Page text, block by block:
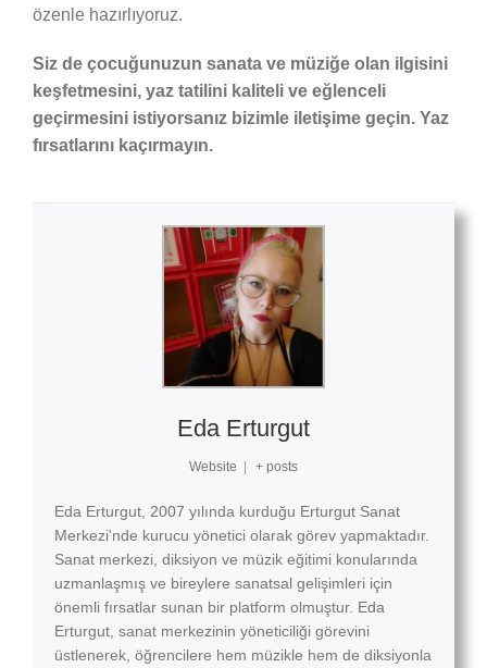
özenle hazırlıyoruz.
Siz de çocuğunuzun sanata ve müziğe olan ilgisini
keşfetmesini, yaz tatilini kaliteli ve eğlenceli
geçirmesini istiyorsanız bizimle iletişime geçin. Yaz
fırsatlarını kaçırmayın.
Eda Erturgut
Website | + posts
Eda Erturgut, 2007 yılında kurduğu Erturgut Sanat
Merkezi'nde kurucu yönetici olarak görev yapmaktadır.
Sanat merkezi, diksiyon ve müzik eğitimi konularında
uzmanlaşmış ve bireylere sanatsal gelişimleri için
önemli fırsatlar sunan bir platform olmuştur. Eda
Erturgut, sanat merkezinin yöneticiliği görevini
üstlenerek, öğrencilere hem müzikle hem de diksiyonla